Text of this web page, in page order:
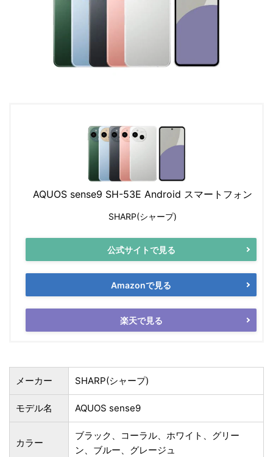
AQUOS sense9 SH-53E Android スマートフォン
SHARP(シャープ)
公式サイトで見る
Amazonで見る
楽天で見る
メーカー SHARP(シャープ)
モデル名 AQUOS sense9
カラー
ブラック、コーラル、ホワイト、グリー
ン、ブルー、グレージュ